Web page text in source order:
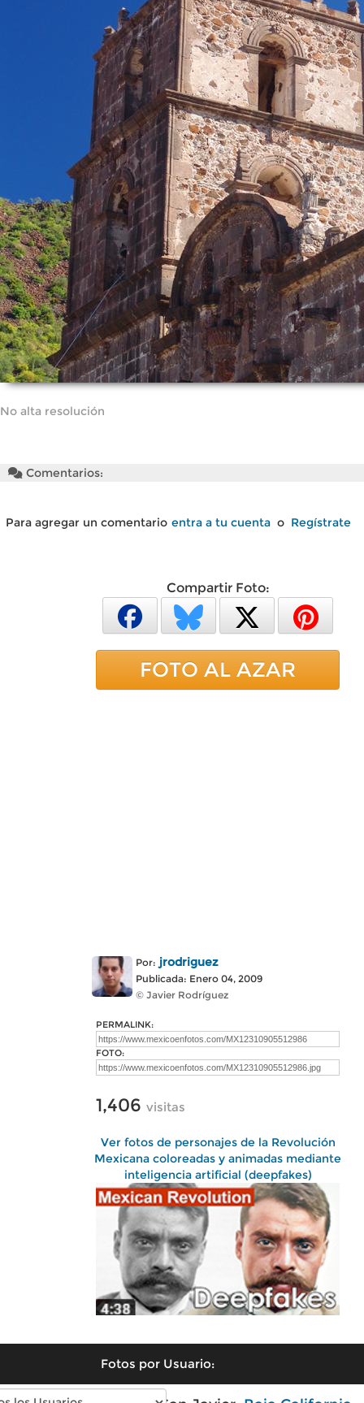
No alta resolución
Comentarios:
Para agregar un comentario entra a tu cuenta o Regístrate
Compartir Foto:
FOTO AL AZAR
Por: jrodriguez
Publicada: Enero 04, 2009
© Javier Rodríguez
PERMALINK:
FOTO:
1,406 visitas
Ver fotos de personajes de la Revolución
Mexicana coloreadas y animadas mediante
inteligencia artificial (deepfakes)
Fotos por Usuario: